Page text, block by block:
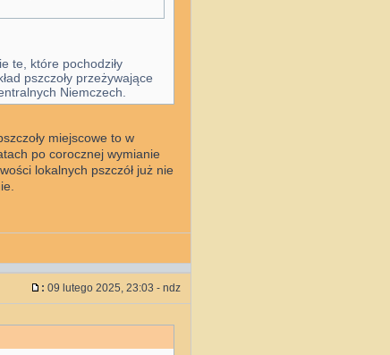
te, które pochodziły
pszczoły przeżywające
Niemczech.
miejscowe to w
po corocznej wymianie
lokalnych pszczół już nie
: 09 lutego 2025, 23:03 - ndz